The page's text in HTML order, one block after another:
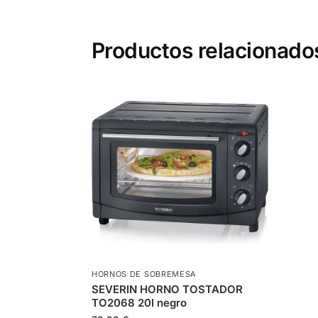
Productos
HORNOS DE SOBREMESA
SEVERIN HORNO TOSTADOR
TO2068 20l negro